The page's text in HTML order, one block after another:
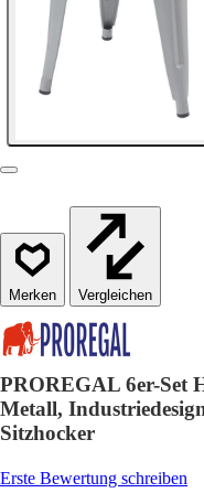
Vergleichen
PROREGAL 6er-Set
Metall,
Sitzhocker
Erste Bewertung schreiben